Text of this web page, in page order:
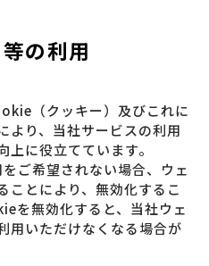
等の利用
（クッキー）及びこれに
より、当社サービスの利用
に役立てています。
ご希望されない場合、ウェ
ことにより、無効化するこ
を無効化すると、当社ウェ
用いただけなくなる場合が